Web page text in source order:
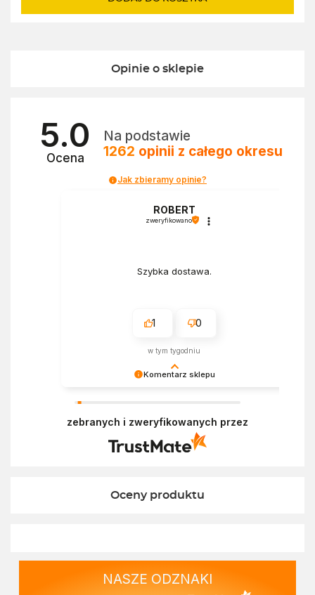
Opinie o sklepie
5.0
Ocena
Na podstawie
1262 opinii z całego okresu
Jak zbieramy opinie?
Komentarz sklepu
wszystkich osób zaopatrujących się w
Ekofabryce. Mamy nadzieję, że do nas wrócisz :)
Pozdrawiamy
ROBERT
zweryfikowano
Szybka dostawa.
1 0
w tym tygodniu
zebranych i zweryfikowanych przez
Oceny produktu
NASZE ODZNAKI